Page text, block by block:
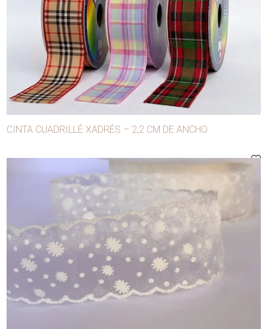
Ballena
Bobina lúrex
Bobinas para máquina
Botones
Broches
Conglomerados
Cordones
Cuerda manila
Cursores
Elásticos
CINTA CUADRILLÉ XADRÉS – 2,2 CM DE ANCHO